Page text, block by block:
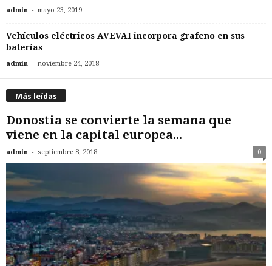
admin - mayo 23, 2019
Vehículos eléctricos AVEVAI incorpora grafeno en sus
baterías
admin - noviembre 24, 2018
Más leídas
Donostia se convierte la semana que
viene en la capital europea...
admin - septiembre 8, 2018 0